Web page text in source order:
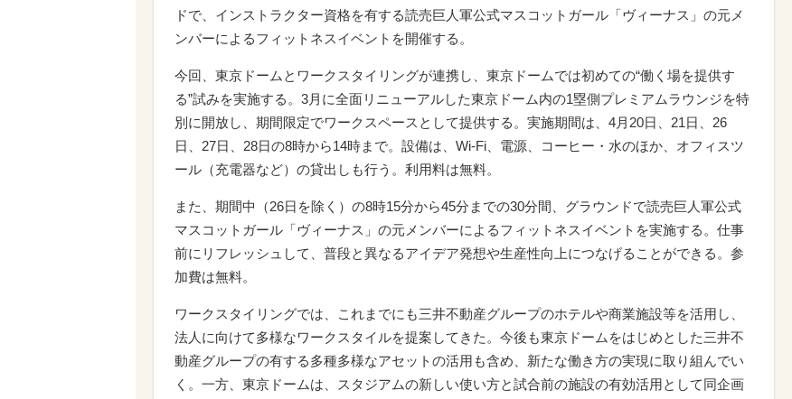
ドで、インストラクター資格を有する読売巨人軍公式マスコットガール「ヴィーナス」の元メ
ンバーによるフィットネスイベントを開催する。
今回、東京ドームとワークスタイリングが連携し、東京ドームでは初めての“働く場を提供す
る”試みを実施する。3月に全面リニューアルした東京ドーム内の1塁側プレミアムラウンジを特
別に開放し、期間限定でワークスペースとして提供する。実施期間は、4月20日、21日、26
日、27日、28日の8時から14時まで。設備は、Wi-Fi、電源、コーヒー・水のほか、オフィスツ
ール（充電器など）の貸出しも行う。利用料は無料。
また、期間中（26日を除く）の8時15分から45分までの30分間、グラウンドで読売巨人軍公式
マスコットガール「ヴィーナス」の元メンバーによるフィットネスイベントを実施する。仕事
前にリフレッシュして、普段と異なるアイデア発想や生産性向上につなげることができる。参
加費は無料。
ワークスタイリングでは、これまでにも三井不動産グループのホテルや商業施設等を活用し、
法人に向けて多様なワークスタイルを提案してきた。今後も東京ドームをはじめとした三井不
動産グループの有する多種多様なアセットの活用も含め、新たな働き方の実現に取り組んでい
く。一方、東京ドームは、スタジアムの新しい使い方と試合前の施設の有効活用として同企画